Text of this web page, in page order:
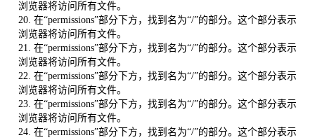
浏览器将访问所有文件。
20. 在“permissions”部分下方，找到名为“/”的部分。这个部分表示
浏览器将访问所有文件。
21. 在“permissions”部分下方，找到名为“/”的部分。这个部分表示
浏览器将访问所有文件。
22. 在“permissions”部分下方，找到名为“/”的部分。这个部分表示
浏览器将访问所有文件。
23. 在“permissions”部分下方，找到名为“/”的部分。这个部分表示
浏览器将访问所有文件。
24. 在“permissions”部分下方，找到名为“/”的部分。这个部分表示